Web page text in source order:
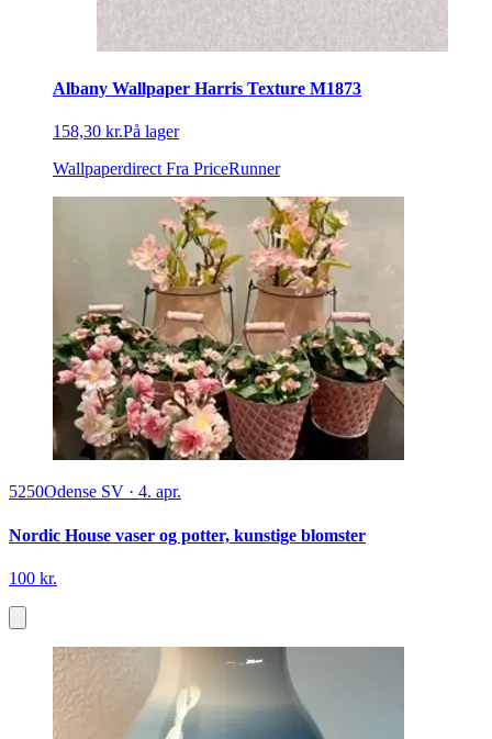
Albany Wallpaper Harris Texture M1873
158,30 kr.På lager
Wallpaperdirect Fra PriceRunner
5250Odense SV · 4. apr.
Nordic House vaser og potter, kunstige blomster
100 kr.